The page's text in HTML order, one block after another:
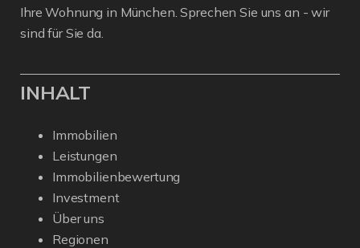
Ihre Wohnung in München. Sprechen Sie uns an - wir
sind für Sie da.
INHALT
Immobilien
Leistungen
Immobilienbewertung
Investment
Über uns
Regionen